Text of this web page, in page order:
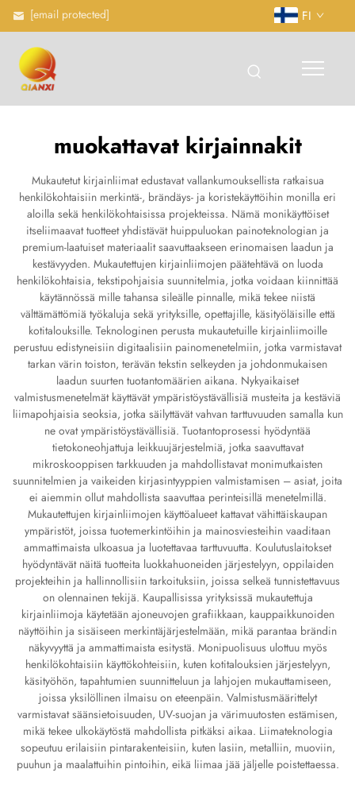
[email protected] FI
muokattavat kirjainnakit
Mukautetut kirjainliimat edustavat vallankumouksellista ratkaisua
henkilökohtaisiin merkintä-, brändäys- ja koristekäyttöihin monilla eri
aloilla sekä henkilökohtaisissa projekteissa. Nämä monikäyttöiset
itseliimaavat tuotteet yhdistävät huippuluokan painoteknologian ja
premium-laatuiset materiaalit saavuttaakseen erinomaisen laadun ja
kestävyyden. Mukautettujen kirjainliimojen päätehtävä on luoda
henkilökohtaisia, tekstipohjaisia suunnitelmia, jotka voidaan kiinnittää
käytännössä mille tahansa sileälle pinnalle, mikä tekee niistä
välttämättömiä työkaluja sekä yrityksille, opettajille, käsityöläisille että
kotitalouksille. Teknologinen perusta mukautetuille kirjainliimoille
perustuu edistyneisiin digitaalisiin painomenetelmiin, jotka varmistavat
tarkan värin toiston, terävän tekstin selkeyden ja johdonmukaisen
laadun suurten tuotantomäärien aikana. Nykyaikaiset
valmistusmenetelmät käyttävät ympäristöystävällisiä musteita ja kestäviä
liimapohjaisia seoksia, jotka säilyttävät vahvan tarttuvuuden samalla kun
ne ovat ympäristöystävällisiä. Tuotantoprosessi hyödyntää
tietokoneohjattuja leikkuujärjestelmiä, jotka saavuttavat
mikroskooppisen tarkkuuden ja mahdollistavat monimutkaisten
suunnitelmien ja vaikeiden kirjasintyyppien valmistamisen – asiat, joita
ei aiemmin ollut mahdollista saavuttaa perinteisillä menetelmillä.
Mukautettujen kirjainliimojen käyttöalueet kattavat vähittäiskaupan
ympäristöt, joissa tuotemerkintöihin ja mainosviesteihin vaaditaan
ammattimaista ulkoasua ja luotettavaa tarttuvuutta. Koulutuslaitokset
hyödyntävät näitä tuotteita luokkahuoneiden järjestelyyn, oppilaiden
projekteihin ja hallinnollisiin tarkoituksiin, joissa selkeä tunnistettavuus
on olennainen tekijä. Kaupallisissa yrityksissä mukautettuja
kirjainliimoja käytetään ajoneuvojen grafiikkaan, kauppaikkunoiden
näyttöihin ja sisäiseen merkintäjärjestelmään, mikä parantaa brändin
näkyvyyttä ja ammattimaista esitystä. Monipuolisuus ulottuu myös
henkilökohtaisiin käyttökohteisiin, kuten kotitalouksien järjestelyyn,
käsityöhön, tapahtumien suunnitteluun ja lahjojen mukauttamiseen,
joissa yksilöllinen ilmaisu on eteenpäin. Valmistusmäärittelyt
varmistavat säänsietoisuuden, UV-suojan ja värimuutosten estämisen,
mikä tekee ulkokäytöstä mahdollista pitkäksi aikaa. Liimateknologia
sopeutuu erilaisiin pintarakenteisiin, kuten lasiin, metalliin, muoviin,
puuhun ja maalattuihin pintoihin, eikä liimaa jää jäljelle poistettaessa.